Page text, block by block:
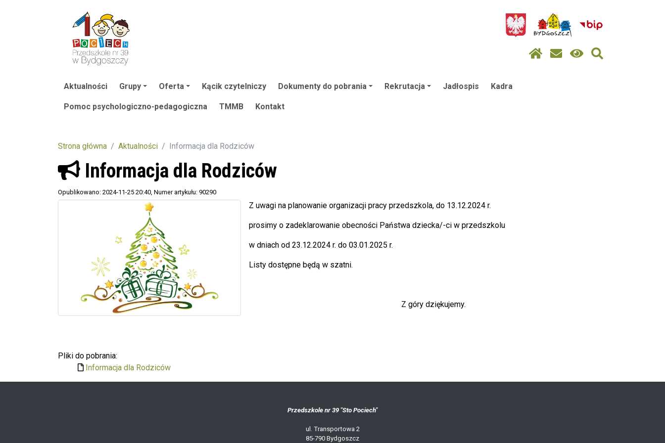
Aktualności Grupy Oferta Kącik czytelniczy Dokumenty do pobrania Rekrutacja Jadłospis Kadra
Pomoc psychologiczno-pedagogiczna TMMB Kontakt
Strona główna Aktualności Informacja dla Rodziców
Informacja dla Rodziców
Opublikowano: 2024-11-25 20:40 , Numer artykułu: 90290
Z uwagi na planowanie organizacji pracy przedszkola, do 13.12.2024 r.
prosimy o zadeklarowanie obecności Państwa dziecka/-ci w przedszkolu
w dniach od 23.12.2024 r. do 03.01.2025 r.
Listy dostępne będą w szatni.
Z góry dziękujemy.
Pliki do pobrania:
Informacja dla Rodziców
Przedszkole nr 39 "Sto Pociech"
ul. Transportowa 2
85-790 Bydgoszcz